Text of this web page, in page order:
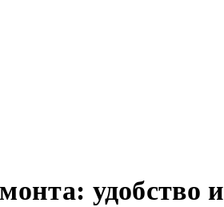
удобство и